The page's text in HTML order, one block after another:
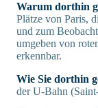
Warum dorthin
Plätze von Paris,
und zum
umgeben von
erkennbar.
Wie Sie dorthin
der U-Bahn